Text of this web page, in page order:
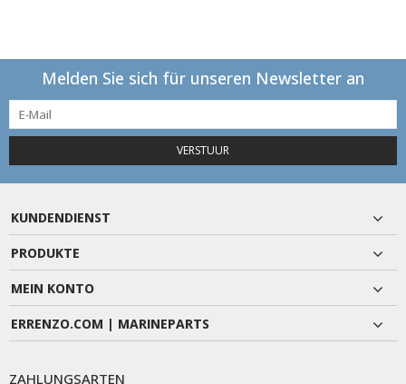
Melden Sie sich für unseren Newsletter an
VERSTUUR
KUNDENDIENST
PRODUKTE
MEIN KONTO
ERRENZO.COM | MARINEPARTS
ZAHLUNGSARTEN